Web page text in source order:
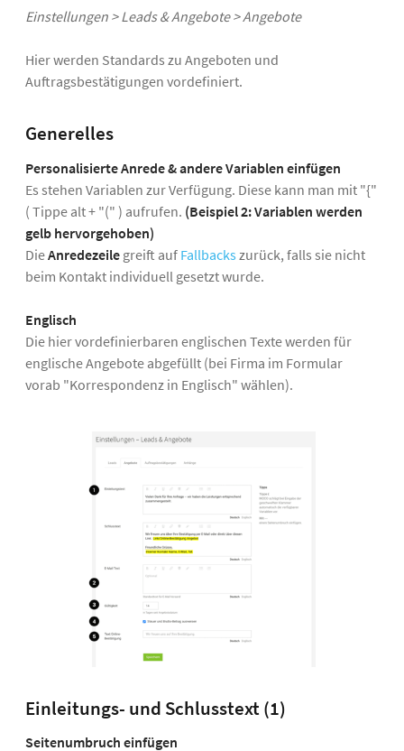
Einstellungen > Leads & Angebote > Angebote
Hier werden Standards zu Angeboten und
Auftragsbestätigungen vordefiniert.
Generelles
Personalisierte Anrede & andere Variablen einfügen
Es stehen Variablen zur Verfügung. Diese kann man mit "{"
( Tippe alt + "(" ) aufrufen. (Beispiel 2: Variablen werden
gelb hervorgehoben)
DieAnredezeile greift auf Fallbacks zurück, falls sie nicht
beim Kontakt individuell gesetzt wurde.
Englisch
Die hier vordefinierbaren englischen Texte werden für
englische Angebote abgefüllt (bei Firma im Formular
vorab "Korrespondenz in Englisch" wählen).
Einleitungs- und Schlusstext (1)
Seitenumbruch einfügen